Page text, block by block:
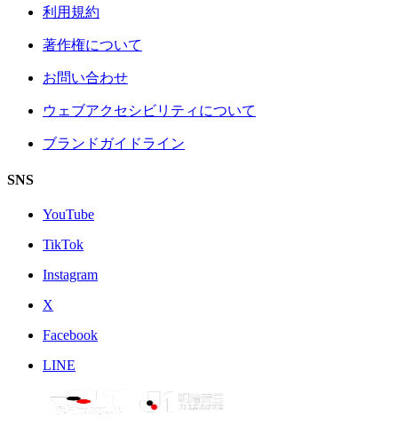
利用規約
著作権について
お問い合わせ
ウェブアクセシビリティについて
ブランドガイドライン
SNS
YouTube
TikTok
Instagram
X
Facebook
LINE